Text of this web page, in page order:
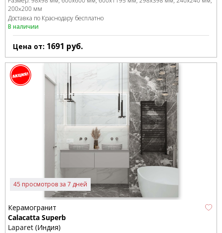
200x200 мм
Доставка по Краснодару бесплатно
В наличии
Цена от: 1691 руб.
45 просмотров за 7 дней
Керамогранит
Calacatta Superb
Laparet (Индия)